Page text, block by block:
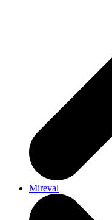
Mireval